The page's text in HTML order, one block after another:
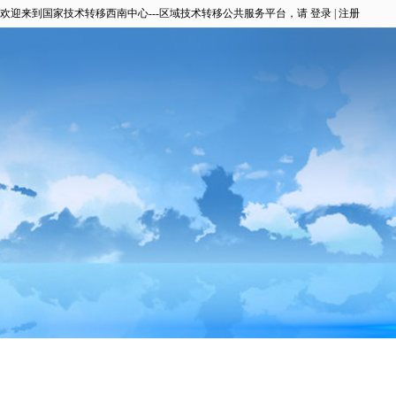
欢迎来到国家技术转移西南中心---区域技术转移公共服务平台，请 登录 注册